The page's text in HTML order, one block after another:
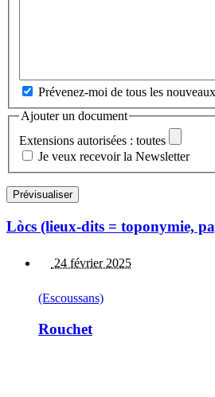
Prévenez-moi de tous les
Ajouter un document
Extensions autorisées : toutes
Je veux recevoir la Newsletter
Lòcs (lieux-dits = toponymie,
24 février 2025
(Escoussans)
Rouchet